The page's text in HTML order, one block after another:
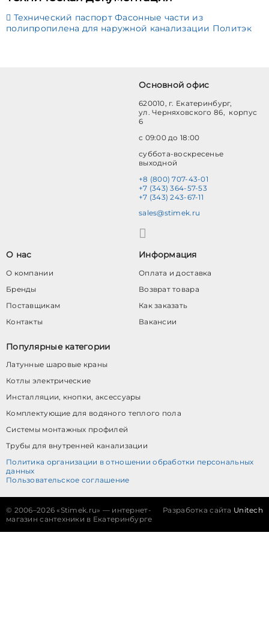
Технический паспорт Фасонные части из
полипропилена для наружной канализации Политэк
Основной офис
620010, г. Екатеринбург,
ул. Черняховского 86, корпус
6
с 09:00 до 18:00
суббота-воскресенье
выходной
+8 (800) 707-43-01
+7 (343) 364-57-53
+7 (343) 243-67-11
sales@stimek.ru
О нас
О компании
Бренды
Поставщикам
Контакты
Информация
Оплата и доставка
Возврат товара
Как заказать
Вакансии
Популярные категории
Латунные шаровые краны
Котлы электрические
Инсталляции, кнопки, аксессуары
Комплектующие для водяного теплого пола
Системы монтажных профилей
Трубы для внутренней канализации
Политика организации в отношении обработки персональных
данных
Пользовательское соглашение
© 2006–2026 «Stimek.ru» — интернет-
магазин сантехники в Екатеринбурге
Разработка сайта Unitech